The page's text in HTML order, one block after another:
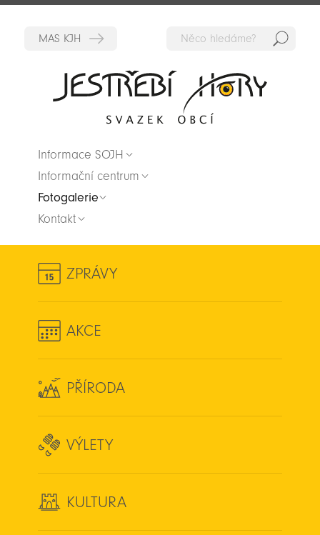
Informace SOJH
Informační centrum
Fotogalerie
Kontakt
ZPRÁVY
AKCE
PŘÍRODA
VÝLETY
KULTURA